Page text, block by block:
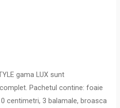
gama LUX sunt
Pachetul contine: foaie
centimetri, 3 balamale, broasca